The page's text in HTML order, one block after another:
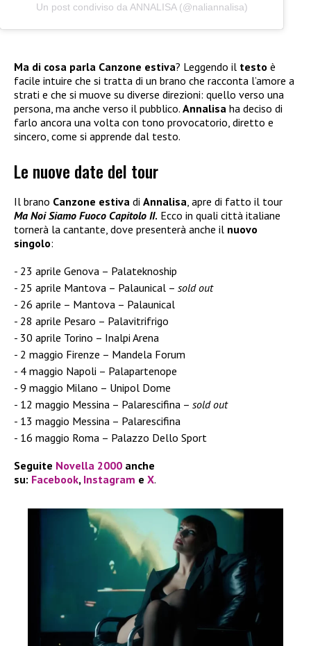
Un post condiviso da ANNALISA (@naliannalisa)
Ma di cosa parla Canzone estiva? Leggendo il testo è
facile intuire che si tratta di un brano che racconta l’amore a
strati e che si muove su diverse direzioni: quello verso una
persona, ma anche verso il pubblico. Annalisa ha deciso di
farlo ancora una volta con tono provocatorio, diretto e
sincero, come si apprende dal testo.
Le nuove date del tour
Il brano Canzone estiva di Annalisa, apre di fatto il tour
Ma Noi Siamo Fuoco Capitolo II. Ecco in quali città italiane
tornerà la cantante, dove presenterà anche il nuovo
singolo:
23 aprile Genova – Palateknoship
25 aprile Mantova – Palaunical – sold out
26 aprile – Mantova – Palaunical
28 aprile Pesaro – Palavitrifrigo
30 aprile Torino – Inalpi Arena
2 maggio Firenze – Mandela Forum
4 maggio Napoli – Palapartenope
9 maggio Milano – Unipol Dome
12 maggio Messina – Palarescifina – sold out
13 maggio Messina – Palarescifina
16 maggio Roma – Palazzo Dello Sport
Seguite Novella 2000 anche
su: Facebook, Instagram e X.